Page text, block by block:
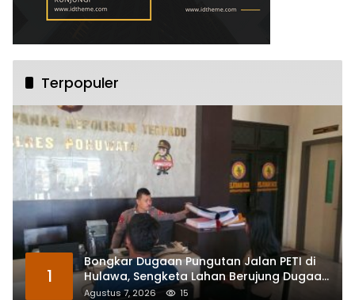
Terpopuler
1
Bongkar Dugaan Pungutan Jalan PETI di
Hulawa, Sengketa Lahan Berujung Dugaan
Pengeroyokan
Agustus 7, 2026 15